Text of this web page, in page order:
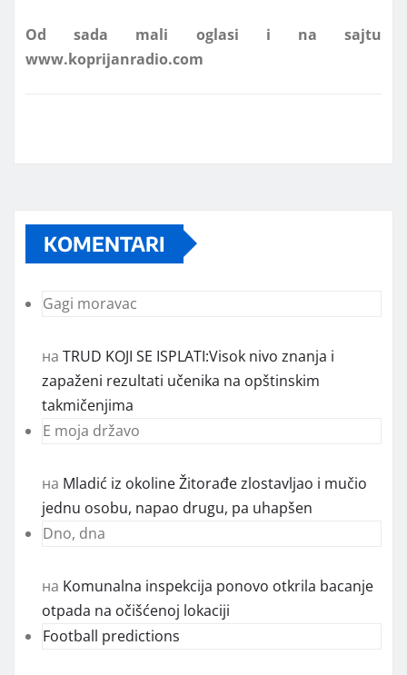
KOMENTARI
Gagi moravac
на TRUD KOJI SE ISPLATI:Visok nivo znanja i
zapaženi rezultati učenika na opštinskim
takmičenjima
E moja državo
на Mladić iz okoline Žitorađe zlostavljao i mučio
jednu osobu, napao drugu, pa uhapšen
Dno, dna
на Komunalna inspekcija ponovo otkrila bacanje
otpada na očišćenoj lokaciji
Football predictions